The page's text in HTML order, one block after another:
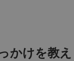
かけを教え